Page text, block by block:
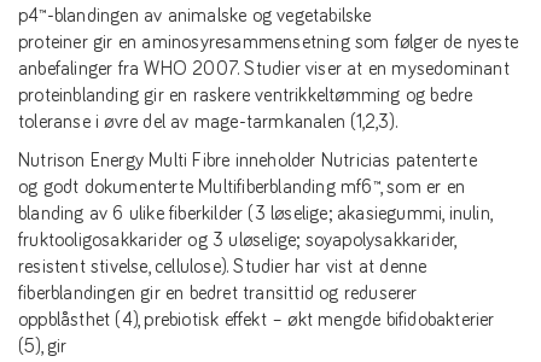
p4™-blandingen av animalske og vegetabilske
proteiner gir en aminosyresammensetning som følger de nyeste
anbefalinger fra WHO 2007. Studier viser at en mysedominant
proteinblanding gir en raskere ventrikkeltømming og bedre
toleranse i øvre del av mage-tarmkanalen (1,2,3).
Nutrison Energy Multi Fibre inneholder Nutricias patenterte
og godt dokumenterte Multifiberblanding mf6™, som er en
blanding av 6 ulike fiberkilder (3 løselige; akasiegummi, inulin,
fruktooligosakkarider og 3 uløselige; soyapolysakkarider,
resistent stivelse, cellulose). Studier har vist at denne
fiberblandingen gir en bedret transittid og reduserer
oppblåsthet (4), prebiotisk effekt – økt mengde bifidobakterier
(5), gir